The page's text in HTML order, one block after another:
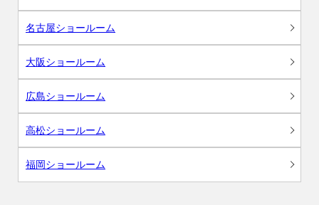
名古屋ショールーム
大阪ショールーム
広島ショールーム
高松ショールーム
福岡ショールーム